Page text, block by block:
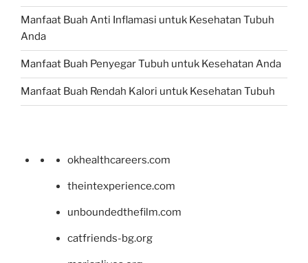
Manfaat Buah Anti Inflamasi untuk Kesehatan Tubuh
Anda
Manfaat Buah Penyegar Tubuh untuk Kesehatan Anda
Manfaat Buah Rendah Kalori untuk Kesehatan Tubuh
okhealthcareers.com
theintexperience.com
unboundedthefilm.com
catfriends-bg.org